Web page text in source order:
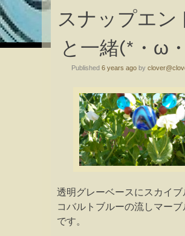
Skip
to
content
スナップエン
と一緒(*・ω
Published 6 years agoby
透明グレーベースにスカイブ
コバルトブルーの流しマーブ
です。